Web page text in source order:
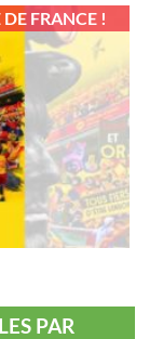
FRANCE !
PAR